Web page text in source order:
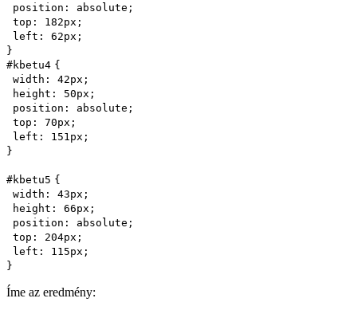
position : absolute ;
top : 182px ;
left : 62px ;
}
#kbetu4 {
width : 42px ;
height : 50px ;
position : absolute ;
top : 70px ;
left : 151px ;
}
#kbetu5 {
width : 43px ;
height : 66px ;
position : absolute ;
top : 204px ;
left : 115px ;
}
Íme az eredmény: